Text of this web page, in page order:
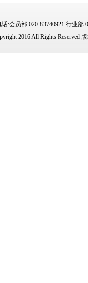
:会员部 020-83740921 行业部
2016 All Rights